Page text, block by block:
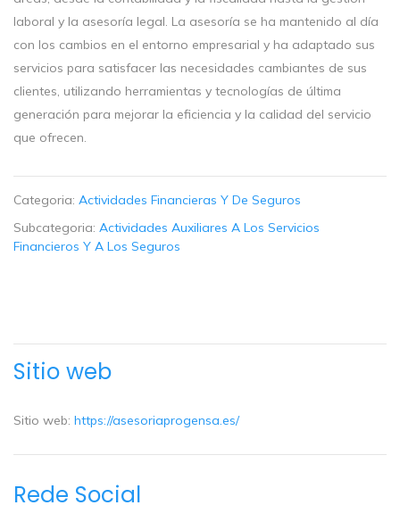
laboral y la asesoría legal. La asesoría se ha mantenido al día
con los cambios en el entorno empresarial y ha adaptado sus
servicios para satisfacer las necesidades cambiantes de sus
clientes, utilizando herramientas y tecnologías de última
generación para mejorar la eficiencia y la calidad del servicio
que ofrecen.
Categoria: Actividades Financieras Y De Seguros
Subcategoria: Actividades Auxiliares A Los Servicios
Financieros Y A Los Seguros
Sitio web
Sitio web: https://asesoriaprogensa.es/
Rede Social